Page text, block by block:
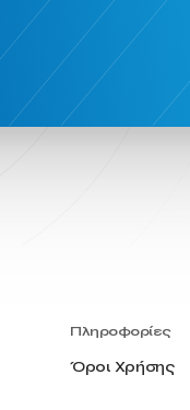
Πληροφορίες
Όροι Χρήσης